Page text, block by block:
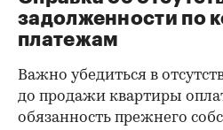
задолженности по
платежам
Важно убедиться в
до продажи квартиры
обязанность прежнего